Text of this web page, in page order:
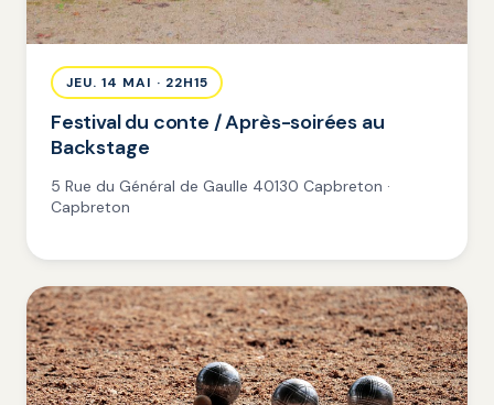
JEU. 14 MAI · 22H15
Festival du conte / Après-soirées au
Backstage
5 Rue du Général de Gaulle 40130 Capbreton ·
Capbreton